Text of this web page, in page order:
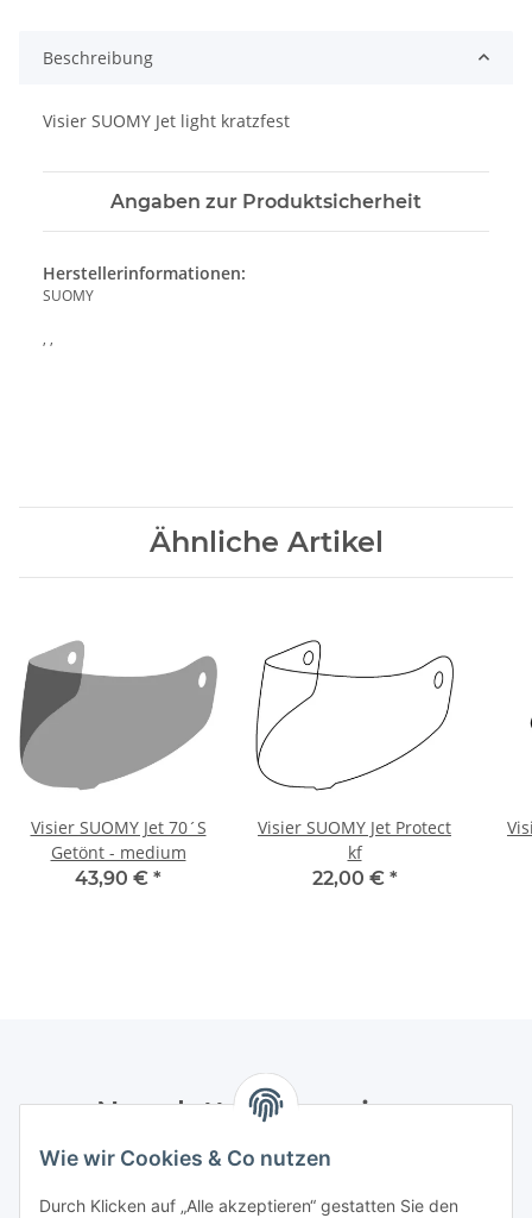
Wie wir Cookies & Co nutzen
Durch Klicken auf „Alle akzeptieren“ gestatten Sie den
Beschreibung
Visier SUOMY Jet light kratzfest
Angaben zur Produktsicherheit
Herstellerinformationen:
SUOMY
, ,
Ähnliche Artikel
Visier SUOMY Jet 70´S
Getönt - medium
43,90 € *
Visier SUOMY Jet Protect
kf
22,00 € *
Newsletter Abonnieren
Bitte senden Sie mir entsprechend Ihrer
Informationen zu Ihrem Produktsortiment per E-Mail zu.